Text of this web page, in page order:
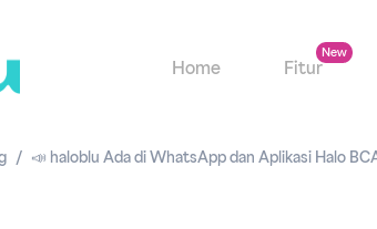
Home Fitur
📣 haloblu Ada di WhatsApp dan Aplikasi Halo